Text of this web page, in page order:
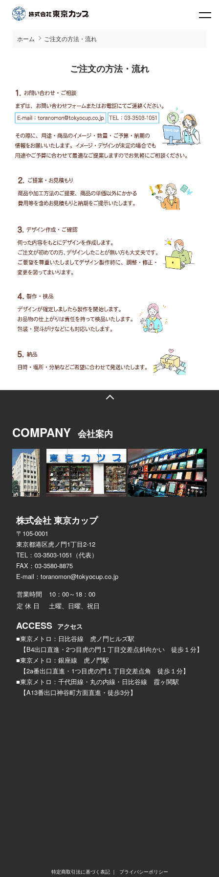
ホーム ご注文の方法・流れ
ご注文の方法・流れ
COMPANY 会社案内
株式会社 東京カップ
〒105-0001
東京都港区虎ノ門1丁目2-12
TEL：03-3503-1051（代表）
FAX：03-3580-8875
E-mail： toranomon@tokyocup.co.jp
営業時間
10：00～18：00
定 休 日
土曜、日曜、祝日
ACCESS アクセス
■東京メトロ：日比谷線 虎ノ門ヒルズ駅
【B4出口直進・2つ目虎の門１丁目交差点斜向かい 徒歩１分】
■東京メトロ：銀座線 虎ノ門駅
【2a番出口直進・1つ目虎の門１丁目交差点角 徒歩１分】
■東京メトロ：千代田線・丸の内線・日比谷線 霞ヶ関駅
【A13番出口神谷町方面直進・徒歩3分】
特定商取引法に基づく表記｜ プライバシーポリシー